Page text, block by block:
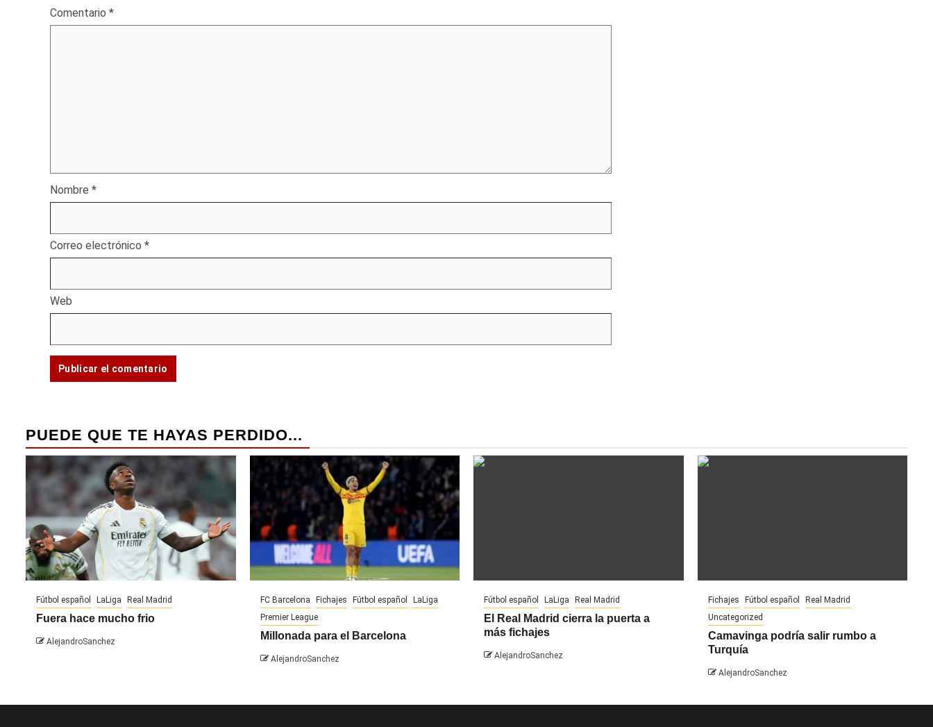
Comentario *
Nombre *
Correo electrónico *
Web
PUEDE QUE TE HAYAS PERDIDO...
Fútbol español LaLiga Real Madrid
Fuera hace mucho frio
AlejandroSanchez
FC Barcelona Fichajes Fútbol español
LaLiga
Premier League
Millonada para el Barcelona
AlejandroSanchez
Fútbol español LaLiga Real Madrid
El Real Madrid cierra la puerta a
más fichajes
AlejandroSanchez
Fichajes Fútbol español
Real Madrid
Uncategorized
Camavinga podría salir rumbo a
Turquía
AlejandroSanchez